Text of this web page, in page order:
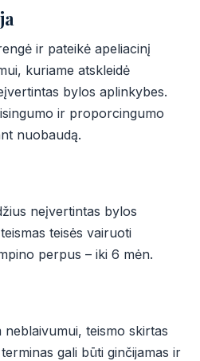
ir pateikė apeliacinį
kuriame atskleidė
bylos aplinkybes.
ir proporcingumo
nuobaudą.
neįvertintas bylos
teisės vairuoti
perpus – iki 6 mėn.
teismo skirtas
gali būti ginčijamas ir